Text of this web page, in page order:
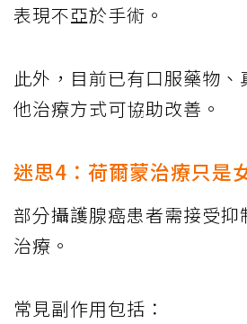
表現不亞於手術。
此外，目前已有口服藥物
他治療方式可協助改善。
迷思4：荷爾蒙治療只是
部分攝護腺癌患者需接受抑
治療。
常見副作用包括：